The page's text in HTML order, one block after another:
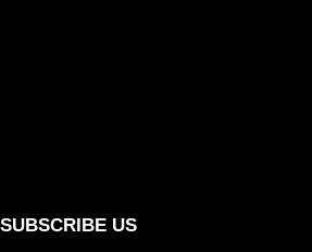
SUBSCRIBE US